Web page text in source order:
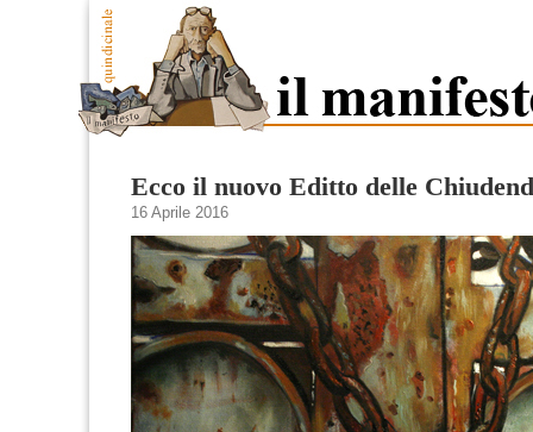
Ecco il nuovo Editto delle
16 Aprile 2016